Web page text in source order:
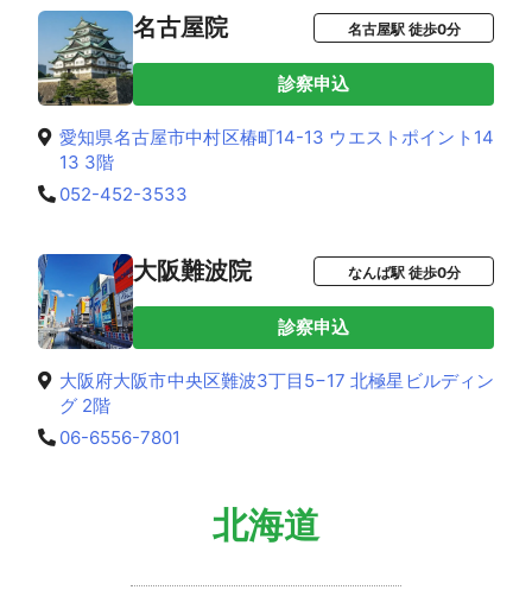
名古屋院 名古屋駅 徒歩0分
診察申込
愛知県名古屋市中村区椿町14-13 ウエストポイント14
13 3階
052-452-3533
大阪難波院 なんば駅 徒歩0分
診察申込
大阪府大阪市中央区難波3丁目5−17 北極星ビルディン
グ 2階
06-6556-7801
北海道